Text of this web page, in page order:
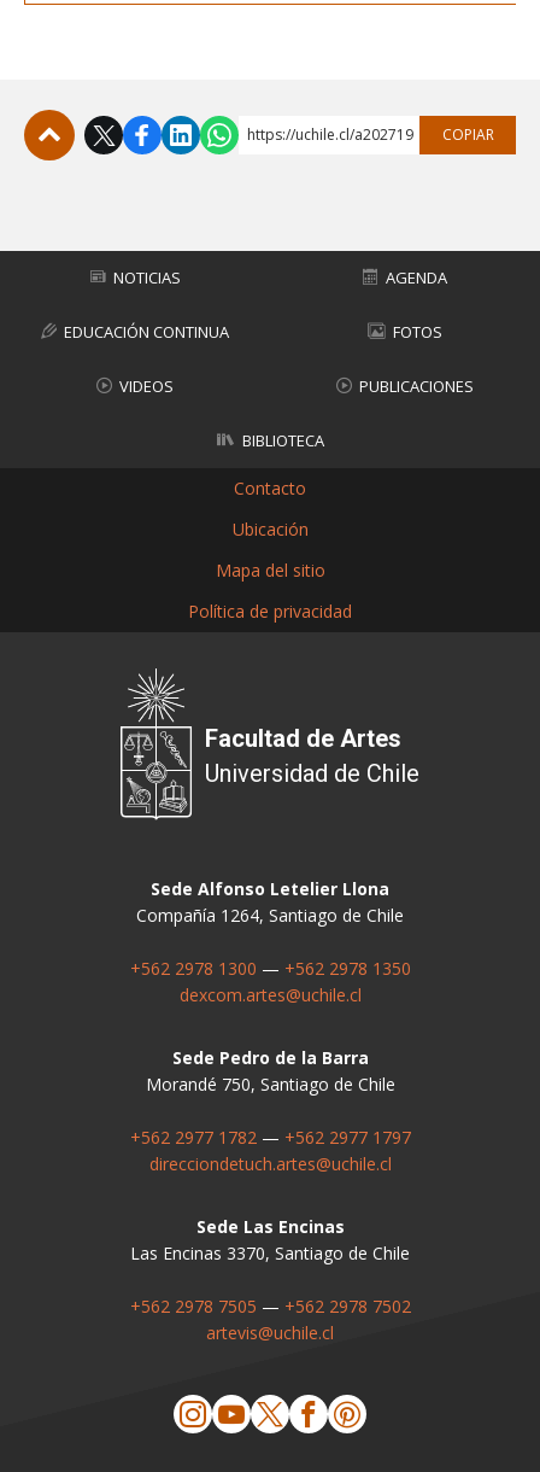
https://uchile.cl/a202719 COPIAR
NOTICIAS AGENDA
EDUCACIÓN CONTINUA FOTOS
VIDEOS PUBLICACIONES
BIBLIOTECA
Contacto
Ubicación
Mapa del sitio
Política de privacidad
Facultad de Artes
Universidad de Chile
Sede Alfonso Letelier Llona
Compañía 1264, Santiago de Chile
+562 2978 1300 — +562 2978 1350
dexcom.artes@uchile.cl
Sede Pedro de la Barra
Morandé 750, Santiago de Chile
+562 2977 1782— +562 2977 1797
direcciondetuch.artes@uchile.cl
Sede Las Encinas
Las Encinas 3370, Santiago de Chile
+562 2978 7505 — +562 2978 7502
artevis@uchile.cl